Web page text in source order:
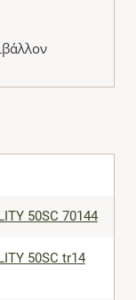
50SC 70144
50SC tr14